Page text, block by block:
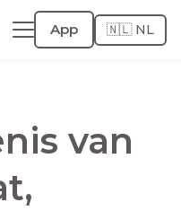
App 🇳🇱 NL
van
,